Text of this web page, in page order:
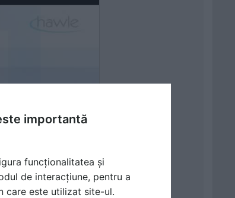
importantă
funcționalitatea și
de interacțiune, pentru a
care este utilizat site-ul.